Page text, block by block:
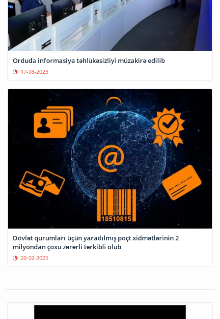
Orduda informasiya təhlükəsizliyi müzakirə edilib
17-08-2023
Dövlət qurumları üçün yaradılmış poçt xidmətlərinin 2
milyondan çoxu zərərli tərkibli olub
20-02-2025